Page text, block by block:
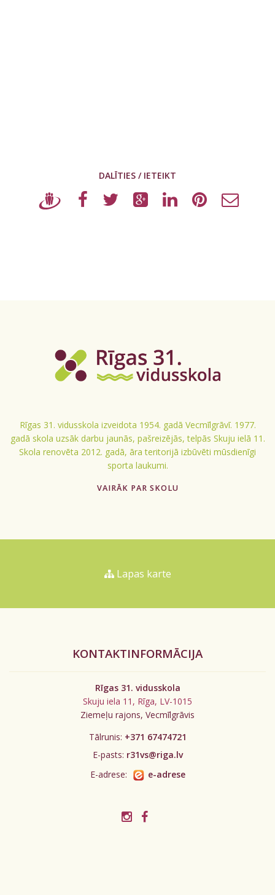
DALĪTIES / IETEIKT
Rīgas 31. vidusskola izveidota 1954. gadā Vecmīlgrāvī. 1977.
gadā skola uzsāk darbu jaunās, pašreizējās, telpās Skuju ielā 11.
Skola renovēta 2012. gadā, āra teritorijā izbūvēti mūsdienīgi
sporta laukumi.
VAIRĀK PAR SKOLU
Lapas karte
KONTAKTINFORMĀCIJA
Rīgas 31. vidusskola
Skuju iela 11, Rīga, LV-1015
Ziemeļu rajons, Vecmīlgrāvis
Tālrunis: +371 67474721
E-pasts: r31vs@riga.lv
E-adrese:
e-adrese